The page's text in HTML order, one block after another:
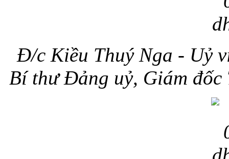
Đ/c Kiều Thuý Nga - Uỷ
Bí thư Đảng uỷ, Giám